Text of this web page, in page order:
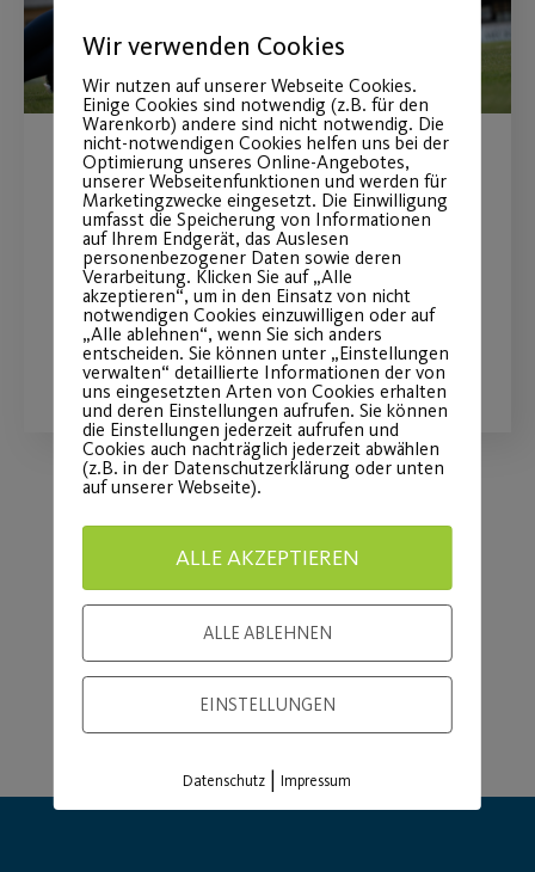
Sommerferienprogramm
2026
Fit und Gesund Erwachsene & Kinder
WEITERLESEN
Load More
Wir verwenden Cookies
Wir nutzen auf unserer Webseite Cookies.
Einige Cookies sind notwendig (z.B. für den
Warenkorb) andere sind nicht notwendig. Die
nicht-notwendigen Cookies helfen uns bei der
Optimierung unseres Online-Angebotes,
unserer Webseitenfunktionen und werden für
Marketingzwecke eingesetzt. Die Einwilligung
umfasst die Speicherung von Informationen
auf Ihrem Endgerät, das Auslesen
personenbezogener Daten sowie deren
Verarbeitung. Klicken Sie auf „Alle
akzeptieren“, um in den Einsatz von nicht
notwendigen Cookies einzuwilligen oder auf
„Alle ablehnen“, wenn Sie sich anders
entscheiden. Sie können unter „Einstellungen
verwalten“ detaillierte Informationen der von
uns eingesetzten Arten von Cookies erhalten
und deren Einstellungen aufrufen. Sie können
die Einstellungen jederzeit aufrufen und
Cookies auch nachträglich jederzeit abwählen
(z.B. in der Datenschutzerklärung oder unten
auf unserer Webseite).
ALLE AKZEPTIEREN
ALLE ABLEHNEN
EINSTELLUNGEN
Datenschutz |Impressum